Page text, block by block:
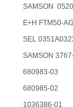
SAMSON
E+H FTM50-
SEL
SAMSON
680983-03
680985-02
1036386-01